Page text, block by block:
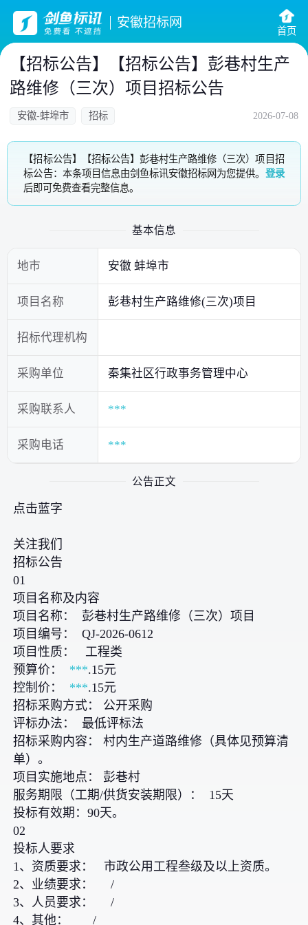
安徽招标网
首页
【招标公告】【招标公告】彭巷村生产
路维修（三次）项目招标公告
安徽-蚌埠市 招标 2026-07-08
【招标公告】【招标公告】彭巷村生产路维修（三次）项目招
标公告：本条项目信息由剑鱼标讯安徽招标网为您提供。 登录
后即可免费查看完整信息。
基本信息
地市 安徽 蚌埠市
项目名称 彭巷村生产路维修(三次)项目
招标代理机构
采购单位 秦集社区行政事务管理中心
采购联系人 ***
采购电话 ***
公告正文
点击蓝字
关注我们
招标公告
01
项目名称及内容
项目名称： 彭巷村生产路维修（三次）项目
项目编号： QJ-2026-0612
项目性质： 工程类
预算价： ***.15元
控制价： ***.15元
招标采购方式： 公开采购
评标办法： 最低评标法
招标采购内容： 村内生产道路维修（具体见预算清
单）。
项目实施地点： 彭巷村
服务期限（工期/供货安装期限）： 15天
投标有效期：90天。
02
投标人要求
1、资质要求： 市政公用工程叁级及以上资质。
2、业绩要求： /
3、人员要求： /
4、其他： /